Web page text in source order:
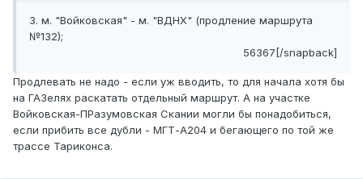
3. м. "Войковская" - м. "ВДНХ" (продление маршрута
№132);
56367[/snapback]
Продлевать не надо - если уж вводить, то для начала хотя бы
на ГАЗелях раскатать отдельный маршрут. А на участке
Войковская-ПРазумовская Скании могли бы понадобиться,
если прибить все дубли - МГТ-А204 и бегающего по той же
трассе Тариконса.